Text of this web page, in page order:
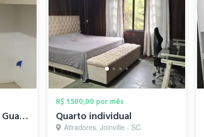
Quarto Mobiliado no Guanabara: Tudo Incl...
R$ 1.500,00 por mês
Quarto individual
Atiradores, Joinville - SC